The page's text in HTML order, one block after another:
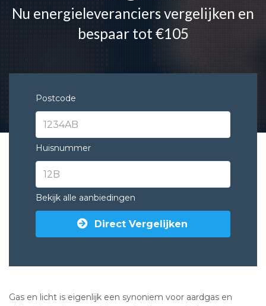
Nu energieleveranciers vergelijken en
bespaar tot €105
Postcode
Huisnummer
Bekijk alle aanbiedingen
Direct Vergelijken
Gas en licht is eigenlijk een synoniem voor aardgas en